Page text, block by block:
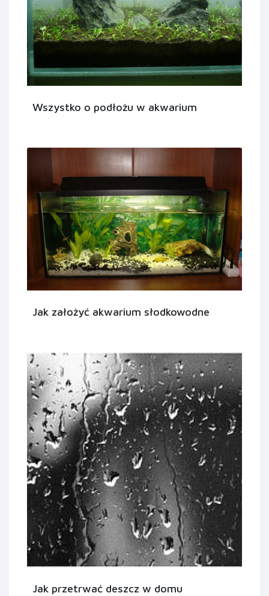
Wszystko o podłożu w akwarium
Jak założyć akwarium słodkowodne
Jak przetrwać deszcz w domu